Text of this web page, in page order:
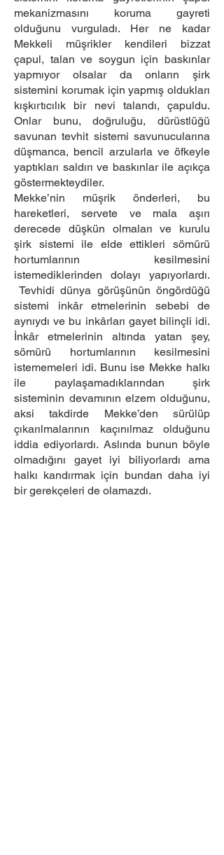
mekanizmasını koruma gayreti
olduğunu vurguladı. Her ne kadar
Mekkeli müşrikler kendileri bizzat
çapul, talan ve soygun için baskınlar
yapmıyor olsalar da onların şirk
sistemini korumak için yapmış oldukları
kışkırtıcılık bir nevi talandı, çapuldu.
Onlar bunu, doğruluğu, dürüstlüğü
savunan tevhit sistemi savunucularına
düşmanca, bencil arzularla ve öfkeyle
yaptıkları saldırı ve baskınlar ile açıkça
göstermekteydiler.
Mekke’nin müşrik önderleri, bu
hareketleri, servete ve mala aşırı
derecede düşkün olmaları ve kurulu
şirk sistemi ile elde ettikleri sömürü
hortumlarının kesilmesini
istemediklerinden dolayı yapıyorlardı.
Tevhidi dünya görüşünün öngördüğü
sistemi inkâr etmelerinin sebebi de
aynıydı ve bu inkârları gayet bilinçli idi.
İnkâr etmelerinin altında yatan şey,
sömürü hortumlarının kesilmesini
istememeleri idi. Bunu ise Mekke halkı
ile paylaşamadıklarından şirk
sisteminin devamının elzem olduğunu,
aksi takdirde Mekke’den sürülüp
çıkarılmalarının kaçınılmaz olduğunu
iddia ediyorlardı. Aslında bunun böyle
olmadığını gayet iyi biliyorlardı ama
halkı kandırmak için bundan daha iyi
bir gerekçeleri de olamazdı.